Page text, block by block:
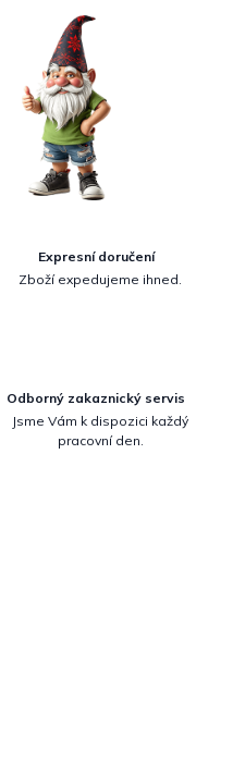
Expresní doručení
Zboží expedujeme ihned.
Odborný zakaznický servis
Jsme Vám k dispozici každý
pracovní den.